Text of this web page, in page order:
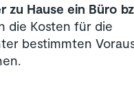
zu Hause ein Büro
die Kosten für die
bestimmten